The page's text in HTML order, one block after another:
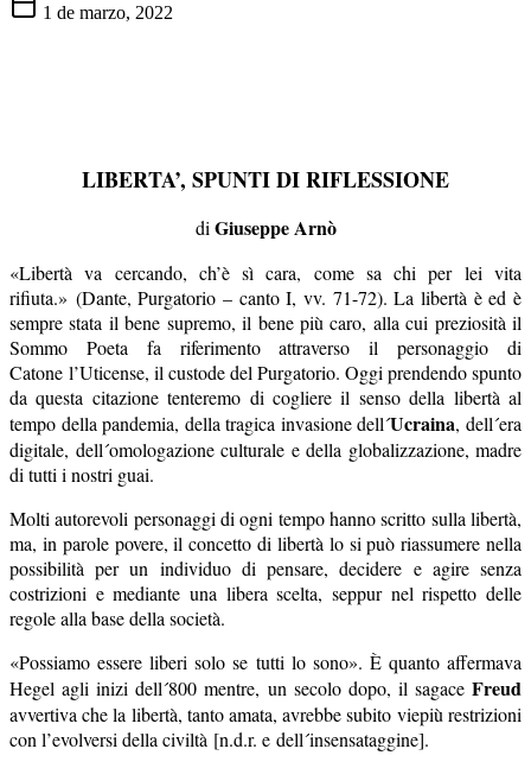
1 de marzo, 2022
LIBERTA’, SPUNTI DI RIFLESSIONE
di Giuseppe Arnò
«Libertà va cercando, ch’è sì cara, come sa chi per lei vita
rifiuta.» (Dante, Purgatorio – canto I, vv. 71-72). La libertà è ed è
sempre stata il bene supremo, il bene più caro, alla cui preziosità il
Sommo Poeta fa riferimento attraverso il personaggio di
Catone l’Uticense, il custode del Purgatorio. Oggi prendendo spunto
da questa citazione tenteremo di cogliere il senso della libertà al
tempo della pandemia, della tragica invasione dell´Ucraina, dell´era
digitale, dell´omologazione culturale e della globalizzazione, madre
di tutti i nostri guai.
Molti autorevoli personaggi di ogni tempo hanno scritto sulla libertà,
ma, in parole povere, il concetto di libertà lo si può riassumere nella
possibilità per un individuo di pensare, decidere e agire senza
costrizioni e mediante una libera scelta, seppur nel rispetto delle
regole alla base della società.
«Possiamo essere liberi solo se tutti lo sono». È quanto affermava
Hegel agli inizi dell´800 mentre, un secolo dopo, il sagace Freud
avvertiva che la libertà, tanto amata, avrebbe subito viepiù restrizioni
con l’evolversi della civiltà [n.d.r. e dell´insensataggine].